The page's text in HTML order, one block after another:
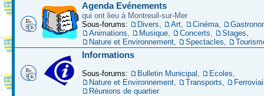
Agenda Evénements
qui ont lieu à Montreuil-sur-Mer
Sous-forums:
Divers, Art, Cinéma,
Animations, Musique, Concerts, Stages,
Nature et Environnement, Spectacles,
Informations
Sous-forums: Bulletin Municipal , Ecoles,
Nature et Environnement, Transports,
Réunions de quartier